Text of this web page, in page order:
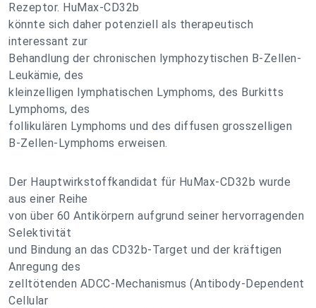
Rezeptor. HuMax-CD32b
könnte sich daher potenziell als therapeutisch
interessant zur
Behandlung der chronischen lymphozytischen B-Zellen-
Leukämie, des
kleinzelligen lymphatischen Lymphoms, des Burkitts
Lymphoms, des
follikulären Lymphoms und des diffusen grosszelligen
B-Zellen-Lymphoms erweisen.
Der Hauptwirkstoffkandidat für HuMax-CD32b wurde
aus einer Reihe
von über 60 Antikörpern aufgrund seiner hervorragenden
Selektivität
und Bindung an das CD32b-Target und der kräftigen
Anregung des
zelltötenden ADCC-Mechanismus (Antibody-Dependent
Cellular